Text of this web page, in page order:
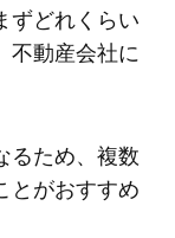
ずどれくらい
不動産会社に
るため、複数
とがおすすめ